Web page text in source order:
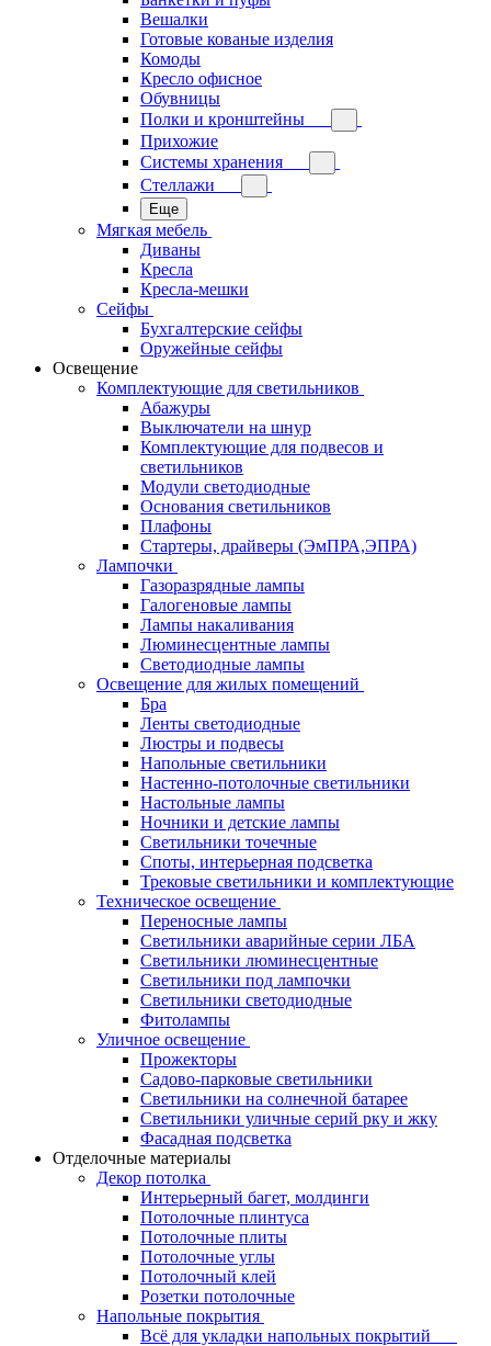
Вешалки
Готовые кованые изделия
Комоды
Кресло офисное
Обувницы
Полки и кронштейны
Прихожие
Системы хранения
Стеллажи
Еще
Мягкая мебель
Диваны
Кресла
Кресла-мешки
Сейфы
Бухгалтерские сейфы
Оружейные сейфы
Освещение
Комплектующие для светильников
Абажуры
Выключатели на шнур
Комплектующие для подвесов и
светильников
Модули светодиодные
Основания светильников
Плафоны
Стартеры, драйверы (ЭмПРА,ЭПРА)
Лампочки
Газоразрядные лампы
Галогеновые лампы
Лампы накаливания
Люминесцентные лампы
Светодиодные лампы
Освещение для жилых помещений
Бра
Ленты светодиодные
Люстры и подвесы
Напольные светильники
Настенно-потолочные светильники
Настольные лампы
Ночники и детские лампы
Светильники точечные
Споты, интерьерная подсветка
Трековые светильники и комплектующие
Техническое освещение
Переносные лампы
Светильники аварийные серии ЛБА
Светильники люминесцентные
Светильники под лампочки
Светильники светодиодные
Фитолампы
Уличное освещение
Прожекторы
Садово-парковые светильники
Светильники на солнечной батарее
Светильники уличные серий рку и жку
Фасадная подсветка
Отделочные материалы
Декор потолка
Интерьерный багет, молдинги
Потолочные плинтуса
Потолочные плиты
Потолочные углы
Потолочный клей
Розетки потолочные
Напольные покрытия
Всё для укладки напольных покрытий